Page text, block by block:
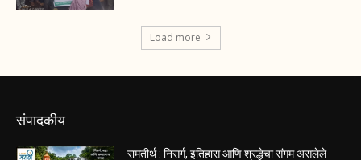
Load more
संपादकीय
रामतीर्थ : निसर्ग, इतिहास आणि श्रद्धेचा संगम असलेले